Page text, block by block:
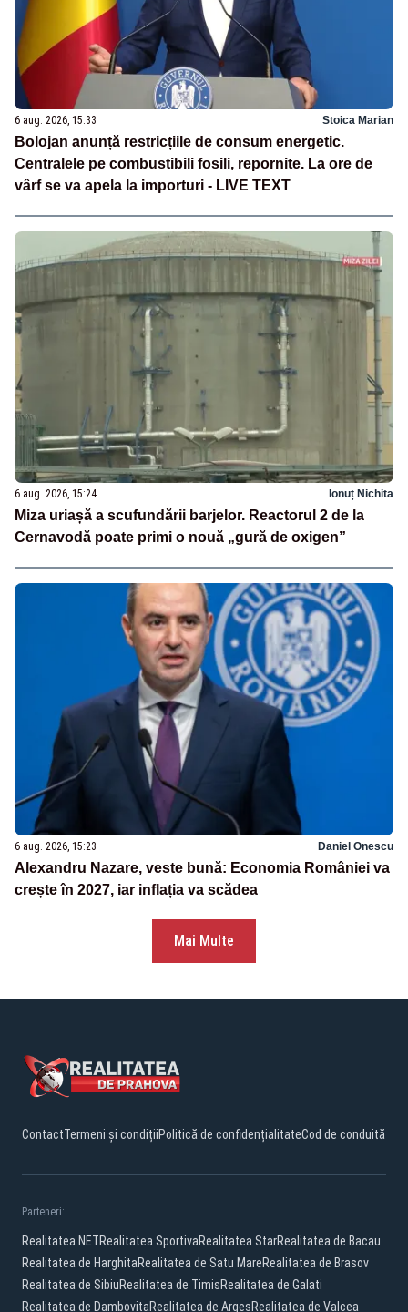
6 aug. 2026, 15:33 Stoica Marian
Bolojan anunță restricțiile de consum energetic.
Centralele pe combustibili fosili, repornite. La ore de
vârf se va apela la importuri - LIVE TEXT
6 aug. 2026, 15:24 Ionuț Nichita
Miza uriașă a scufundării barjelor. Reactorul 2 de la
Cernavodă poate primi o nouă „gură de oxigen”
6 aug. 2026, 15:23 Daniel Onescu
Alexandru Nazare, veste bună: Economia României va
crește în 2027, iar inflația va scădea
Mai Multe
ContactTermeni și condițiiPolitică de confidențialitateCod de conduită
Parteneri:
Realitatea.NETRealitatea SportivaRealitatea StarRealitatea de Bacau
Realitatea de HarghitaRealitatea de Satu MareRealitatea de Brasov
Realitatea de SibiuRealitatea de TimisRealitatea de Galati
Realitatea de DambovitaRealitatea de ArgesRealitatea de Valcea